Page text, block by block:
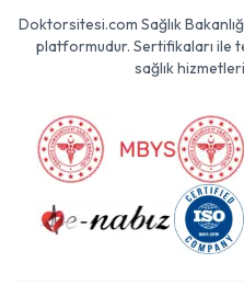
Doktorsitesi.com Sağlık
platformudur. Sertifikaları ile
sağlık